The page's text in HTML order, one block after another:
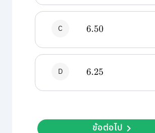
C 6.50
D 6.25
ข้อต่อไป